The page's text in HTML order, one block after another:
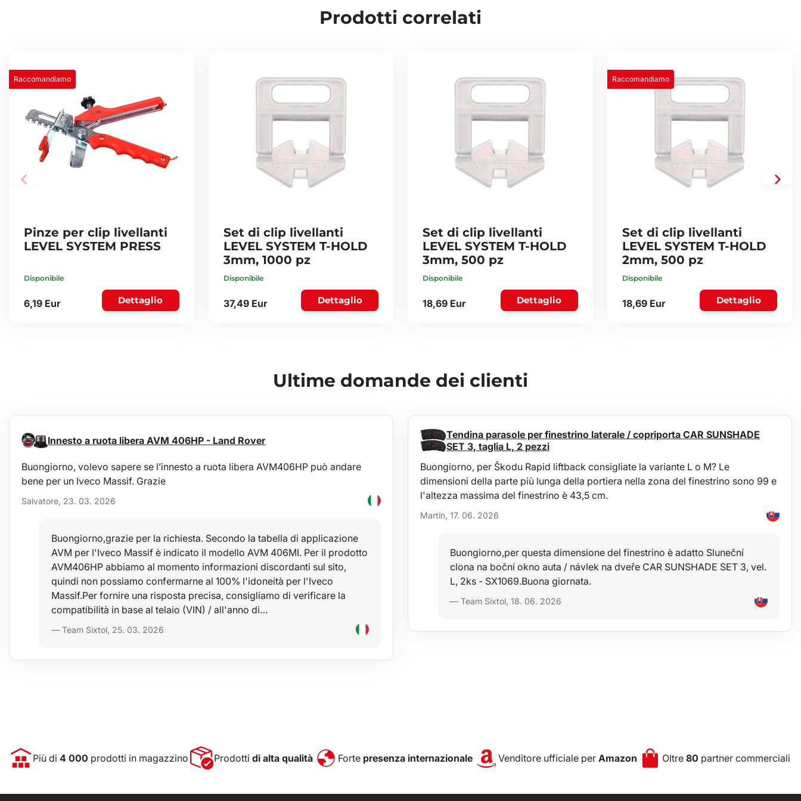
Prodotti correlati
Raccomandiamo
Pinze per clip livellanti
LEVEL SYSTEM PRESS
Disponibile
6,19 Eur Dettaglio
Set di clip livellanti
LEVEL SYSTEM T-HOLD
3mm, 1000 pz
Disponibile
37,49 Eur Dettaglio
Set di clip livellanti
LEVEL SYSTEM T-HOLD
3mm, 500 pz
Disponibile
18,69 Eur Dettaglio
Raccomandiamo
Set di clip livellanti
LEVEL SYSTEM T-HOLD
2mm, 500 pz
Disponibile
18,69 Eur Dettaglio
Ultime domande dei clienti
Innesto a ruota libera AVM 406HP - Land Rover
Buongiorno, volevo sapere se l’innesto a ruota libera AVM406HP può andare
bene per un Iveco Massif. Grazie
Salvatore, 23. 03. 2026
Buongiorno,grazie per la richiesta. Secondo la tabella di applicazione
AVM per l'Iveco Massif è indicato il modello AVM 406MI. Per il prodotto
AVM406HP abbiamo al momento informazioni discordanti sul sito,
quindi non possiamo confermarne al 100% l'idoneità per l'Iveco
Massif.Per fornire una risposta precisa, consigliamo di verificare la
compatibilità in base al telaio (VIN) / all'anno di…
— Team Sixtol, 25. 03. 2026
Tendina parasole per finestrino laterale / copriporta CAR SUNSHADE
SET 3, taglia L, 2 pezzi
Buongiorno, per Škodu Rapid liftback consigliate la variante L o M? Le
dimensioni della parte più lunga della portiera nella zona del finestrino sono 99 e
l'altezza massima del finestrino è 43,5 cm.
Martin, 17. 06. 2026
Buongiorno,per questa dimensione del finestrino è adatto Sluneční
clona na boční okno auta / návlek na dveře CAR SUNSHADE SET 3, vel.
L, 2ks - SX1069.Buona giornata.
— Team Sixtol, 18. 06. 2026
Più di 4 000 prodotti in magazzino Prodotti di alta qualità Forte presenza internazionale Venditore ufficiale per Amazon Oltre80 partner commerciali